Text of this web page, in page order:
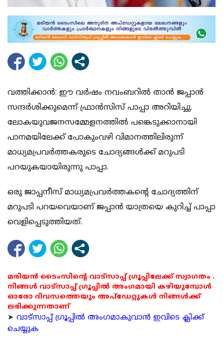
വത്തിക്കാന്‍: ഈ വര്‍ഷം നവംബറില്‍ താന്‍ ജപ്പാന്‍
സന്ദര്‍ശിക്കുമെന്ന് ഫ്രാന്‍സിസ് പാപ്പാ അറിയിച്ചു.
ലോകയുവജനസമ്മേളനത്തില്‍ പങ്കെടുക്കാനായി
പാനമയിലേക്ക് പോകുംവഴി വിമാനത്തിലിരുന്ന്
മാധ്യമപ്രവര്‍ത്തകരുടെ ചോദ്യങ്ങള്‍ക്ക് മറുപടി
പറയുകയായിരുന്നു പാപ്പാ.
ഒരു ജാപ്പനീസ് മാധ്യമപ്രവര്‍ത്തകന്റെ ചോദ്യത്തിന്
മറുപടി പറയവെയാണ് ജപ്പാന്‍ യാത്രയെ കുറിച്ച് പാപ്പാ
വെളിപ്പെടുത്തിയത്.
മരിയൻ ടൈംസിന്റെ വാട്സാപ്പ് ഗ്രൂപ്പിലേക്ക് സ്വാഗതം .
നിങ്ങൾ വാട്സാപ്പ് ഗ്രൂപ്പിൽ അംഗമായി കഴിയുമ്പോൾ
ഓരോ ദിവസത്തെയും അപ്ഡേറ്റുകൾ നിങ്ങൾക്ക്
ലഭിക്കുന്നതാണ്
➤ വാട്സാപ്പ് ഗ്രൂപ്പിൽ അംഗമാകുവാൻ ഇവിടെ ക്ലിക്ക്
ചെയ്യുക